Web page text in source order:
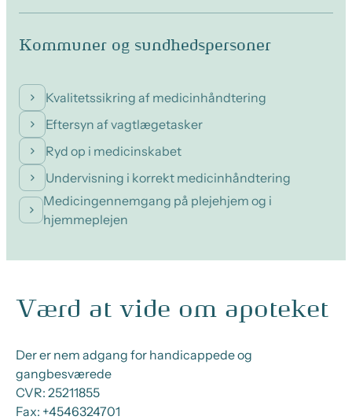
Kommuner og sundhedspersoner
Kvalitetssikring af medicinhåndtering
Eftersyn af vagtlægetasker
Ryd op i medicinskabet
Undervisning i korrekt medicinhåndtering
Medicingennemgang på plejehjem og i
hjemmeplejen
Værd at vide om apoteket
Der er nem adgang for handicappede og
gangbesværede
CVR: 25211855
Fax: +4546324701